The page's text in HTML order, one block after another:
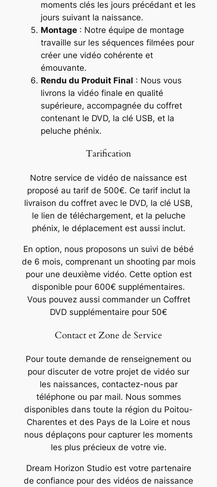
moments clés les jours précédant et les
jours suivant la naissance.
Montage: Notre équipe de montage
travaille sur les séquences filmées pour
créer une vidéo cohérente et
émouvante.
Rendu du Produit Final : Nous vous
livrons la vidéo finale en qualité
supérieure, accompagnée du coffret
contenant le DVD, la clé USB, et la
peluche phénix.
Tarification
Notre service de vidéo de naissance est
proposé au tarif de 500€. Ce tarif inclut la
livraison du coffret avec le DVD, la clé USB,
le lien de téléchargement, et la peluche
phénix, le déplacement est aussi inclut.
En option, nous proposons un suivi de bébé
de 6 mois, comprenant un shooting par mois
pour une deuxième vidéo. Cette option est
disponible pour 600€ supplémentaires.
Vous pouvez aussi commander un Coffret
DVD supplémentaire pour 50€
Contact et Zone de Service
Pour toute demande de renseignement ou
pour discuter de votre projet de vidéo sur
les naissances, contactez-nous par
téléphone ou par mail. Nous sommes
disponibles dans toute la région du Poitou-
Charentes et des Pays de la Loire et nous
nous déplaçons pour capturer les moments
les plus précieux de votre vie.
Dream Horizon Studio est votre partenaire
de confiance pour des vidéos de naissance